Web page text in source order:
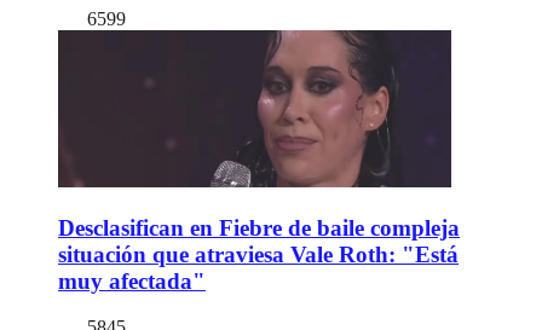
6599
Desclasifican en Fiebre de baile compleja
situación que atraviesa Vale Roth: "Está
muy afectada"